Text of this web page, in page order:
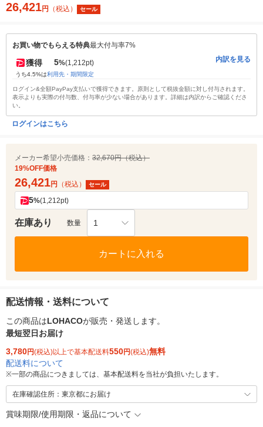
26,421円 （税込） セール
お買い物でもらえる特典最大付与率7%
獲得 5%(1,212pt)
うち4.5%は利用先・期間限定
内訳を見る
ログイン&全額PayPay支払いで獲得できます。原則として税抜金額に対し付与されます。
表示よりも実際の付与数、付与率が少ない場合があります。詳細は内訳からご確認くださ
い。
ログインはこちら
メーカー希望小売価格： 32,670円（税込）
19%OFF価格
26,421円 （税込） セール
5%(1,212pt)
在庫あり 数量 1
カートに入れる
配送情報・送料について
この商品はLOHACOが販売・発送します。
最短翌日お届け
3,780円(税込)以上で基本配送料550円(税込)無料
配送料について
※一部の商品につきましては、基本配送料を当社が負担いたします。
在庫確認住所：東京都にお届け
賞味期限/使用期限・返品について